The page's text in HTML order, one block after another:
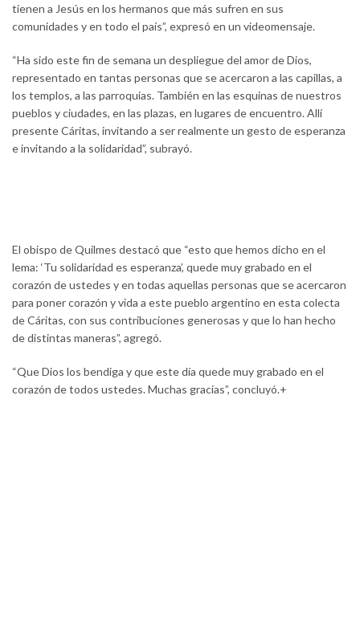
tienen a Jesús en los hermanos que más sufren en sus
comunidades y en todo el país”, expresó en un videomensaje.
“Ha sido este fin de semana un despliegue del amor de Dios,
representado en tantas personas que se acercaron a las capillas, a
los templos, a las parroquias. También en las esquinas de nuestros
pueblos y ciudades, en las plazas, en lugares de encuentro. Allí
presente Cáritas, invitando a ser realmente un gesto de esperanza
e invitando a la solidaridad”, subrayó.
El obispo de Quilmes destacó que “esto que hemos dicho en el
lema: ‘Tu solidaridad es esperanza’, quede muy grabado en el
corazón de ustedes y en todas aquellas personas que se acercaron
para poner corazón y vida a este pueblo argentino en esta colecta
de Cáritas, con sus contribuciones generosas y que lo han hecho
de distintas maneras”, agregó.
“Que Dios los bendiga y que este día quede muy grabado en el
corazón de todos ustedes. Muchas gracias”, concluyó.+